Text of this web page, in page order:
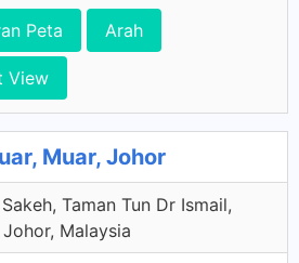
Peta Arah
View
Muar, Johor
Taman Tun Dr Ismail,
Johor, Malaysia